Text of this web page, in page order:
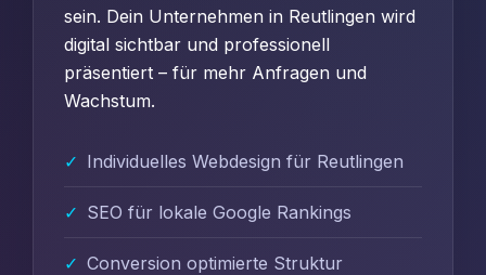
sein. Dein Unternehmen in Reutlingen wird
digital sichtbar und professionell
präsentiert – für mehr Anfragen und
Wachstum.
Individuelles Webdesign für Reutlingen
SEO für lokale Google Rankings
Conversion optimierte Struktur